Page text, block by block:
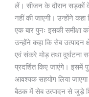
लें। सीजन के दौरान सड़कों के
नहीं की जाएगी। उन्होंने
एक बार पुनः इसकी समीक्षा
उन्होंने कहा कि सेब
एवं संकरे मोड़ तथा दुर्घटना
प्रदर्शित किए जाएंगे। इसमें
आवश्यक सहयोग लिया
बैठक में सेब उत्पादन से जुड़े